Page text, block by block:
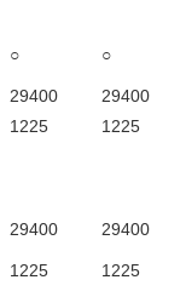
○
○
29400
29400
1225
1225
29400
29400
1225
1225